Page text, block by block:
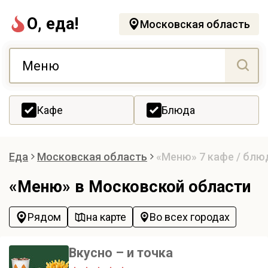
О, еда! Московская область
Кафе Блюда
Еда Московская область «Меню» 7 кафе /
«Меню» в Московской области
Рядом на карте Во всех городах
Вкусно – и точка